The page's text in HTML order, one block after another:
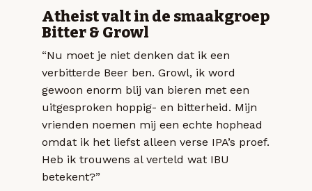
Atheist valt in de smaakgroep
Bitter & Growl
“Nu moet je niet denken dat ik een
verbitterde Beer ben. Growl, ik word
gewoon enorm blij van bieren met een
uitgesproken hoppig- en bitterheid. Mijn
vrienden noemen mij een echte hophead
omdat ik het liefst alleen verse IPA’s proef.
Heb ik trouwens al verteld wat IBU
betekent?”